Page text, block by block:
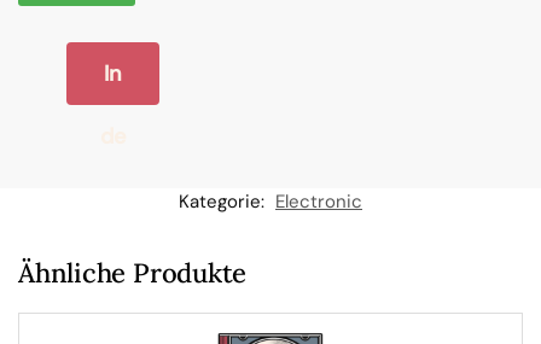
In
W
Kategorie: Electronic
Ähnliche Produkte